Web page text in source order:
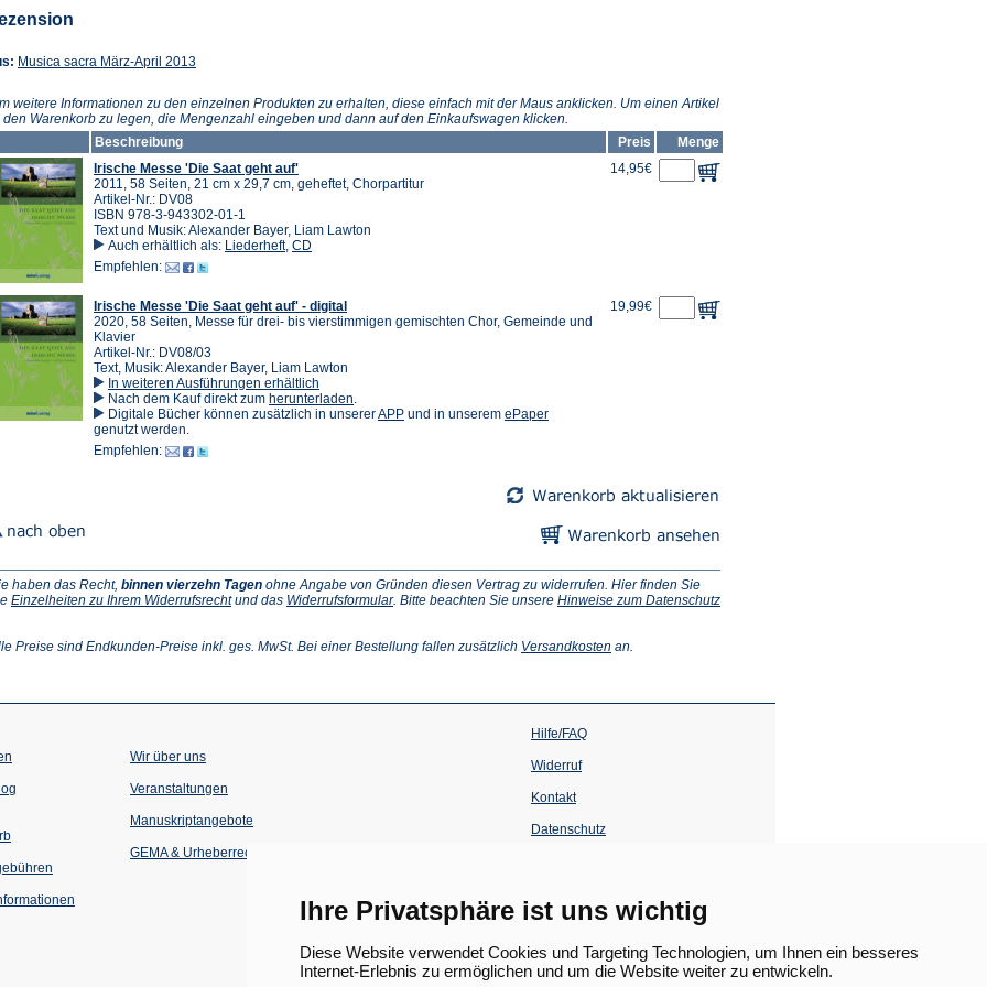
Ihre Privatsphäre ist uns wichtig
Diese Website verwendet Cookies und Targeting Technologien, um Ihnen ein besseres
Internet-Erlebnis zu ermöglichen und um die Website weiter zu entwickeln.
Musica sacra März-April 2013(Öffnet
neuen
Tab)
weitere Informationen zu den einzelnen Produkten zu erhalten, diese einfach mit der Maus anklicken. Um einen Artikel
den Warenkorb zu legen, die Mengenzahl eingeben und dann auf den Einkaufswagen klicken.
Beschreibung
Preis
Menge
Irische Messe 'Die Saat geht auf'
2011, 58 Seiten, 21 cm x 29,7 cm, geheftet, Chorpartitur
Artikel-Nr.: DV08
ISBN 978-3-943302-01-1
Text und Musik: Alexander Bayer, Liam Lawton
Auch erhältlich als: Liederheft, CD
Empfehlen:
14,95€
Irische Messe 'Die Saat geht auf' - digital
2020, 58 Seiten, Messe für drei- bis vierstimmigen gemischten Chor, Gemeinde und
Klavier
Artikel-Nr.: DV08/03
Text, Musik: Alexander Bayer, Liam Lawton
In weiteren Ausführungen erhältlich
Nach dem Kauf direkt zum herunterladen
in
.
Digitale Bücher können zusätzlich in unsererAPP(Öffnet
und in unserem ePaper(Öffnet
genutzt werden.
Empfehlen:
19,99€
haben das Recht, binnen vierzehn Tagen ohne Angabe von Gründen diesen Vertrag zu widerrufen. Hier finden Sie
Einzelheiten zu Ihrem Widerrufsrecht(Öffnet
neuen
und das Widerrufsformular(Öffnet
neuen
. Bitte beachten Sie unsere Hinweise zum Datenschutz
Preise sind Endkunden-Preise inkl. ges. MwSt. Bei einer Bestellung fallen zusätzlich Versandkosten (Öffnet
Tab)
an.
Wir über uns
Veranstaltungen
einem
Tab)
Manuskriptangebote
GEMA & Urheberrecht
Hilfe/FAQ
Widerruf
Kontakt
Datenschutz
einem
neuen